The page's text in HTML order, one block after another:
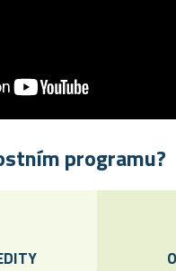
programu?